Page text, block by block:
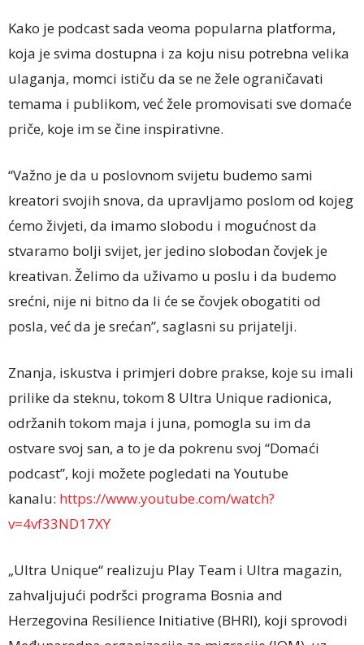
Kako je podcast sada veoma popularna platforma,
koja je svima dostupna i za koju nisu potrebna velika
ulaganja, momci ističu da se ne žele ograničavati
temama i publikom, već žele promovisati sve domaće
priče, koje im se čine inspirativne.
“Važno je da u poslovnom svijetu budemo sami
kreatori svojih snova, da upravljamo poslom od kojeg
ćemo živjeti, da imamo slobodu i mogućnost da
stvaramo bolji svijet, jer jedino slobodan čovjek je
kreativan. Želimo da uživamo u poslu i da budemo
srećni, nije ni bitno da li će se čovjek obogatiti od
posla, već da je srećan”, saglasni su prijatelji.
Znanja, iskustva i primjeri dobre prakse, koje su imali
prilike da steknu, tokom 8 Ultra Unique radionica,
održanih tokom maja i juna, pomogla su im da
ostvare svoj san, a to je da pokrenu svoj “Domaći
podcast”, koji možete pogledati na Youtube
kanalu: https://www.youtube.com/watch?
v=4vf33ND17XY
„Ultra Unique“ realizuju Play Team i Ultra magazin,
zahvaljujući podršci programa Bosnia and
Herzegovina Resilience Initiative (BHRI), koji sprovodi